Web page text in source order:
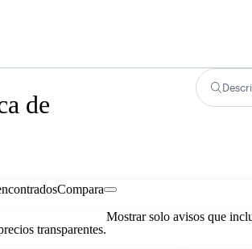
de
Compara
transparentes.
Mostrar solo avisos que